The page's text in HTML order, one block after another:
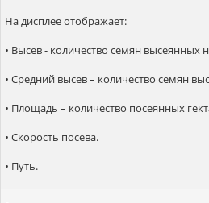
На дисплее отображает:
• Высев - количество семян высеянных
• Средний высев – количество семян
• Площадь – количество посеянных
• Скорость посева.
• Путь.